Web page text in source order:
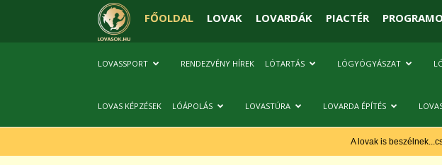
FŐOLDAL LOVAK LOVARDÁK PIACTÉR
LOVASSPORT RENDEZVÉNY HÍREK LÓTARTÁS LÓGYÓGYÁSZAT
LOVAS KÉPZÉSEK LÓÁPOLÁS LOVASTÚRA LOVARDA ÉPÍTÉS
A lovak is